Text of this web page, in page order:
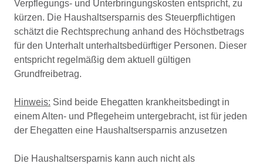
Verpflegungs- und Unterbringungskosten entspricht, zu
kürzen. Die Haushaltsersparnis des Steuerpflichtigen
schätzt die Rechtsprechung anhand des Höchstbetrags
für den Unterhalt unterhaltsbedürftiger Personen. Dieser
entspricht regelmäßig dem aktuell gültigen
Grundfreibetrag.
Hinweis: Sind beide Ehegatten krankheitsbedingt in
einem Alten- und Pflegeheim untergebracht, ist für jeden
der Ehegatten eine Haushaltsersparnis anzusetzen
Die Haushaltsersparnis kann auch nicht als